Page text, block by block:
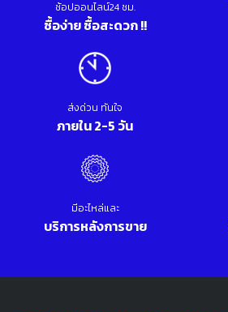
ช้อปออนไลน์24 ชม.
ซื้อง่าย ซื้อสะดวก !!
ส่งด่วน ทันใจ
ภายใน 2-5 วัน
มีอะไหล่และ
บริการหลังการขาย